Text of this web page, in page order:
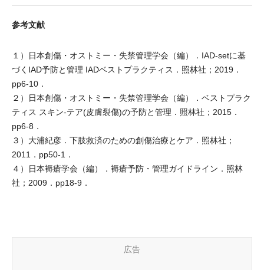
参考文献
１）日本創傷・オストミー・失禁管理学会（編）．IAD-setに基
づくIAD予防と管理 IADベストプラクティス．照林社；2019．
pp6-10．
２）日本創傷・オストミー・失禁管理学会（編）．ベストプラク
ティス スキン-テア(皮膚裂傷)の予防と管理．照林社；2015．
pp6-8．
３）大浦紀彦．下肢救済のための創傷治療とケア．照林社；
2011．pp50-1．
４）日本褥瘡学会（編）．褥瘡予防・管理ガイドライン．照林
社；2009．pp18-9．
広告